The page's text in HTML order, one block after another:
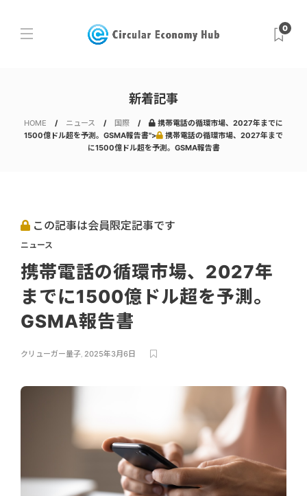
0
新着記事
HOME ニュース 国際
携帯電話の循環市場、2027年までに
1500億ドル超を予測。GSMA報告書">
携帯電話の循環市場、2027年まで
に1500億ドル超を予測。GSMA報告書
この記事は会員限定記事です
ニュース
携帯電話の循環市場、2027年
までに1500億ドル超を予測。
GSMA報告書
クリューガー量子, 2025年3月6日